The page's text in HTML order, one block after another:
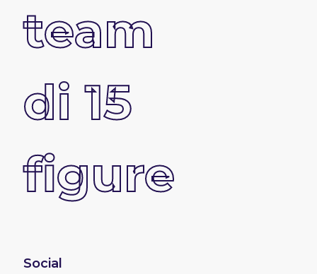
team
di 15
figure
Social